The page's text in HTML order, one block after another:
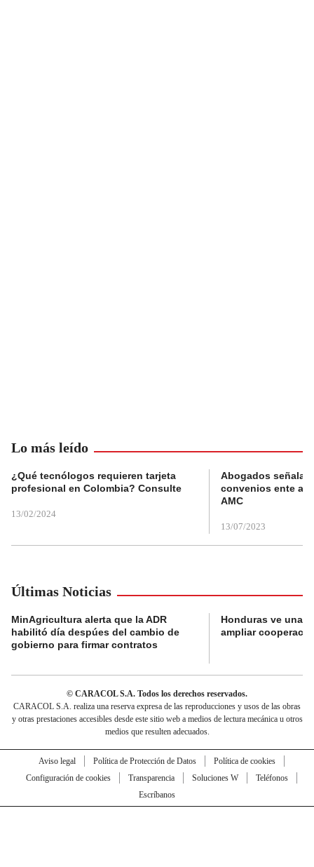
Lo más leído
¿Qué tecnólogos requieren tarjeta
profesional en Colombia? Consulte
13/02/2024
Abogados
convenios ente
AMC
13/07/2023
Últimas Noticias
MinAgricultura alerta que la ADR
habilitó día despúes del cambio de
gobierno para firmar contratos
Honduras ve una
ampliar
© CARACOL S.A. Todos los derechos reservados.
CARACOL S.A. realiza una reserva expresa de las reproducciones y usos de las obras
y otras prestaciones accesibles desde este sitio web a medios de lectura mecánica u otros
medios que resulten adecuados.
Aviso legal Política de Protección de Datos
Política de cookies
Configuración de cookies
Transparencia Soluciones W
Teléfonos
Escríbanos